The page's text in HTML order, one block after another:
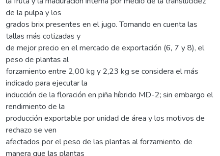
de la pulpa y los
grados brix presentes en el jugo. Tomando en cuenta las
tallas más cotizadas y
de mejor precio en el mercado de exportación (6, 7 y 8), el
peso de plantas al
forzamiento entre 2,00 kg y 2,23 kg se considera el más
indicado para ejecutar la
inducción de la floración en piña híbrido MD-2; sin embargo el
rendimiento de la
producción exportable por unidad de área y los motivos de
rechazo se ven
afectados por el peso de las plantas al forzamiento, de
manera que las plantas